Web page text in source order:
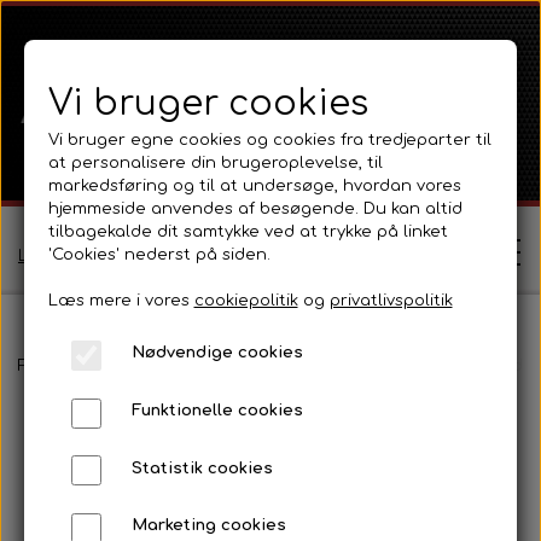
Log ind / Opret profil
Kontakt
Forside Selectamatic
Vi bruger cookies
Vi bruger egne cookies og cookies fra tredjeparter til
at personalisere din brugeroplevelse, til
markedsføring og til at undersøge, hvordan vores
hjemmeside anvendes af besøgende. Du kan altid
tilbagekalde dit samtykke ved at trykke på linket
'Cookies' nederst på siden.
Læs mere i vores cookiepolitikog privatlivspolitik
Nødvendige cookies
Funktionelle cookies
Statistik cookies
Marketing cookies